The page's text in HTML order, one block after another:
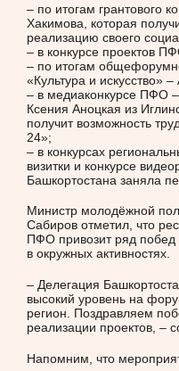
– по итогам грантового
Хакимова, которая
реализацию своего
– в конкурсе проектов
– по итогам
«Культура и искусство»
– в медиаконкурсе ПФО
Ксения Аноцкая из
получит возможность
24»;
– в конкурсах
визитки и конкурсе
Башкортостана заняла
Министр молодёжной
Сабиров отметил, что
ПФО привозит ряд побед
в окружных активностях.
– Делегация
высокий уровень на
регион. Поздравляем
реализации проектов, –
Напомним, что